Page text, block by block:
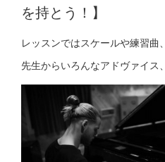
ご相談・体験レッスンお申し込み
を持とう！】
レッスンではスケールや練習曲
先生からいろんなアドヴァイス